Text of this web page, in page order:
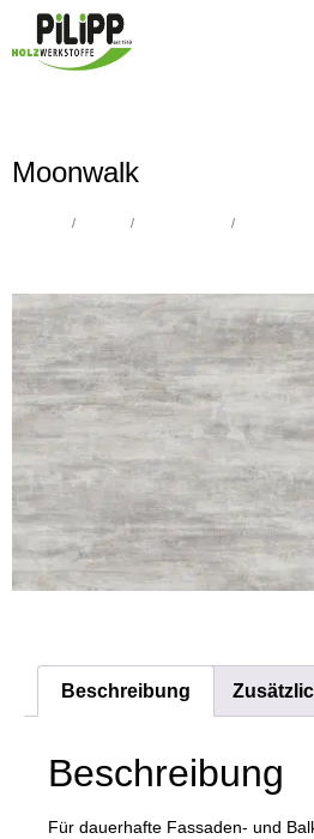
Moonwalk
/ / /
Beschreibung
Beschreibung
Für dauerhafte Fassaden- und